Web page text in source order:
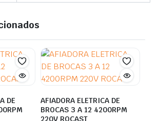
DE
AFIADORA ELETRICA DE
BROCAS 3 A 12 4200RPM
220V ROCAST